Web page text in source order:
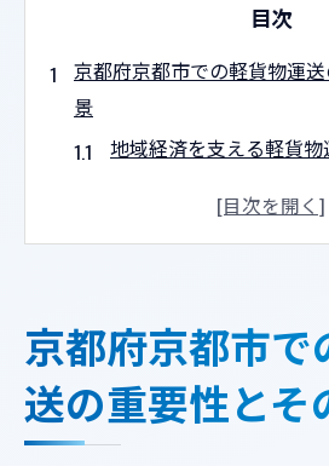
目次
京都府京都市での軽貨物運
景
地域経済を支える軽貨
京都市の観光業と軽貨物
軽貨物運送の歴史とその
京都市における軽貨物運
軽貨物運送サービスの進化
京都府京都市で
送の重要性とそ